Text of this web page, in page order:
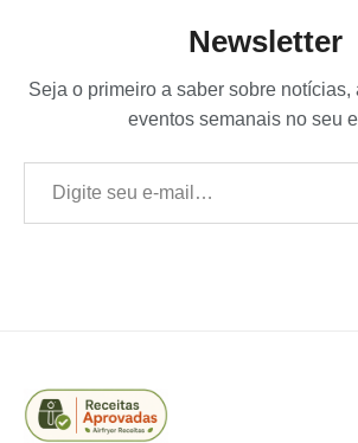
Newsletter
Seja o primeiro a saber sobre notícias,
eventos semanais no seu
Digite seu e-mail…